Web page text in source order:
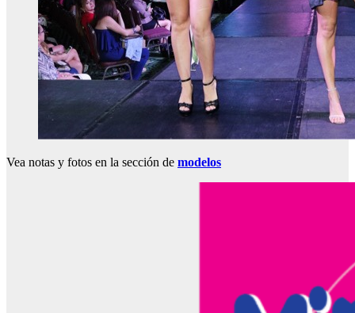
Vea notas y fotos en la sección de modelos